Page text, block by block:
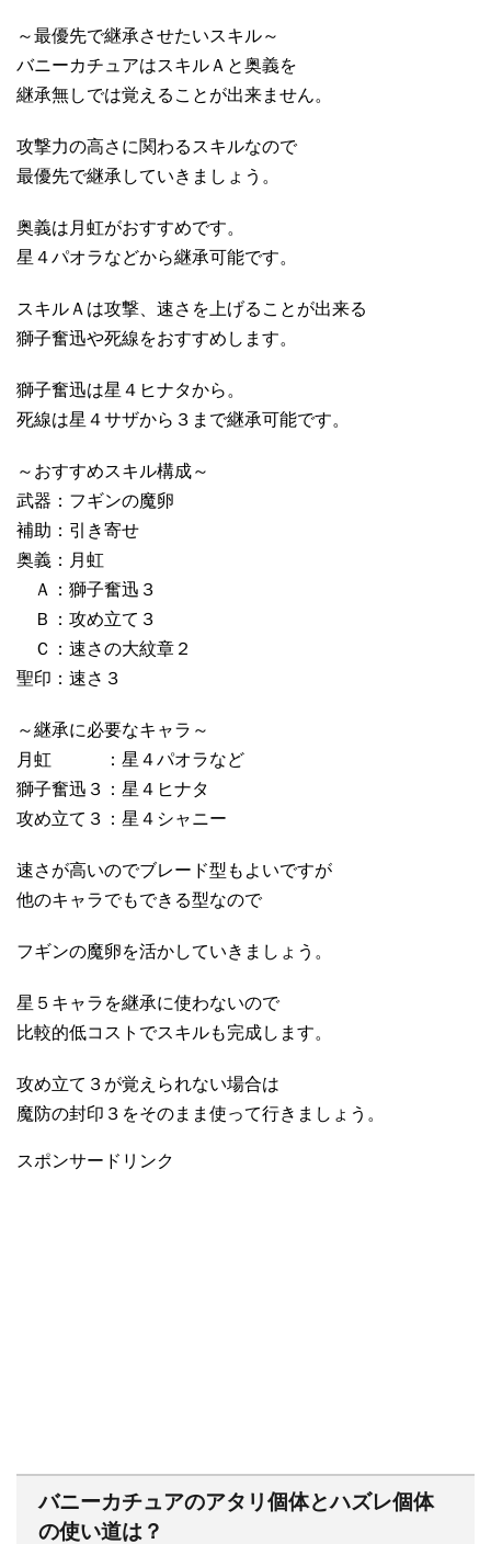
～最優先で継承させたいスキル～
バニーカチュアはスキルＡと奥義を
継承無しでは覚えることが出来ません。
攻撃力の高さに関わるスキルなので
最優先で継承していきましょう。
奥義は月虹がおすすめです。
星４パオラなどから継承可能です。
スキルＡは攻撃、速さを上げることが出来る
獅子奮迅や死線をおすすめします。
獅子奮迅は星４ヒナタから。
死線は星４サザから３まで継承可能です。
～おすすめスキル構成～
武器：フギンの魔卵
補助：引き寄せ
奥義：月虹
Ａ：獅子奮迅３
Ｂ：攻め立て３
Ｃ：速さの大紋章２
聖印：速さ３
～継承に必要なキャラ～
月虹 ：星４パオラなど
獅子奮迅３：星４ヒナタ
攻め立て３：星４シャニー
速さが高いのでブレード型もよいですが
他のキャラでもできる型なので
フギンの魔卵を活かしていきましょう。
星５キャラを継承に使わないので
比較的低コストでスキルも完成します。
攻め立て３が覚えられない場合は
魔防の封印３をそのまま使って行きましょう。
スポンサードリンク
バニーカチュアのアタリ個体とハズレ個体
の使い道は？